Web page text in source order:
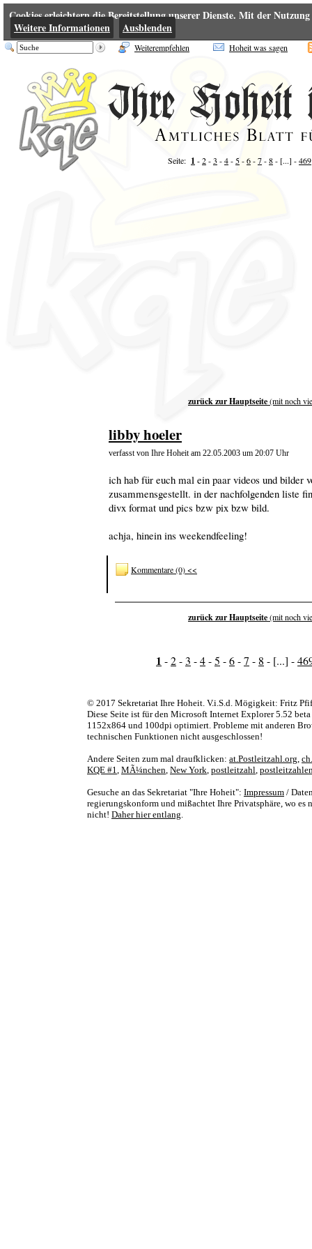
Cookies erleichtern die Bereitstellung unserer Dienste. Mit der
Weitere Informationen
Ausblenden
Weiterempfehlen Hoheit was sagen
Seite: 1 -2-3 -4- 5-6-7-8- [...] -469
zurück zur Hauptseite(mit noch
libby hoeler
verfasst von Ihre Hoheit am 22.05.2003 um 20:07 Uhr
ich hab für euch mal ein paar videos und bilder
zusammensgestellt. in der nachfolgenden liste
divx format und pics bzw pix bzw bild.
achja, hinein ins weekendfeeling!
Kommentare (0) <<
zurück zur Hauptseite(mit noch
1 -2-3 -4-5 -6-7 - 8 - [...] -
© 2017 Sekretariat Ihre Hoheit. V.i.S.d. Mögigkeit: Fritz
Diese Seite ist für den Microsoft Internet Explorer 5.52
1152x864 und 100dpi optimiert. Probleme mit anderen
technischen Funktionen nicht ausgeschlossen!
Andere Seiten zum mal draufklicken: at.Postleitzahl.org,
KQE #1, MÃ¼nchen, New York, postleitzahl,
Gesuche an das Sekretariat "Ihre Hoheit": Impressum /
regierungskonform und mißachtet Ihre Privatsphäre, wo es
nicht! Daher hier entlang.